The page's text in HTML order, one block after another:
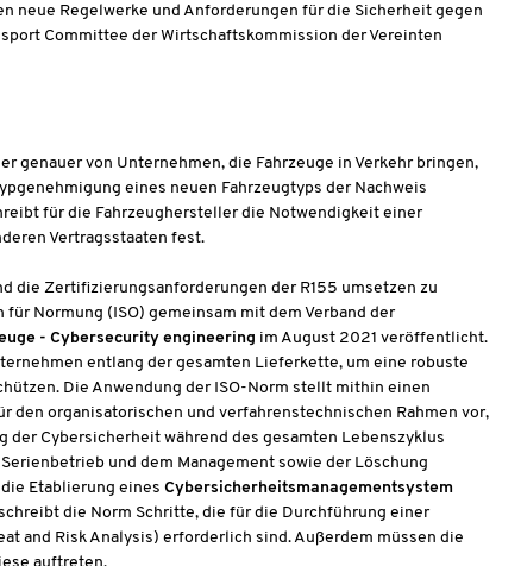
neue Regelwerke und Anforderungen für die Sicherheit gegen
Committee der Wirtschaftskommission der Vereinten
genauer von Unternehmen, die Fahrzeuge in Verkehr bringen,
eines neuen Fahrzeugtyps der Nachweis
für die Fahrzeughersteller die Notwendigkeit einer
Vertragsstaaten fest.
die Zertifizierungsanforderungen der R155 umsetzen zu
Normung (ISO) gemeinsam mit dem Verband der
- Cybersecurity engineering im August 2021 veröffentlicht.
entlang der gesamten Lieferkette, um eine robuste
Die Anwendung der ISO-Norm stellt mithin einen
den organisatorischen und verfahrenstechnischen Rahmen vor,
Cybersicherheit während des gesamten Lebenszyklus
und dem Management sowie der Löschung
Etablierung eines Cybersicherheitsmanagementsystem
die Norm Schritte, die für die Durchführung einer
and Risk Analysis) erforderlich sind. Außerdem müssen die